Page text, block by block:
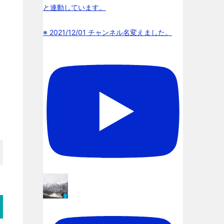
と連動しています。
※ 2021/12/01 チャンネル名変えました。